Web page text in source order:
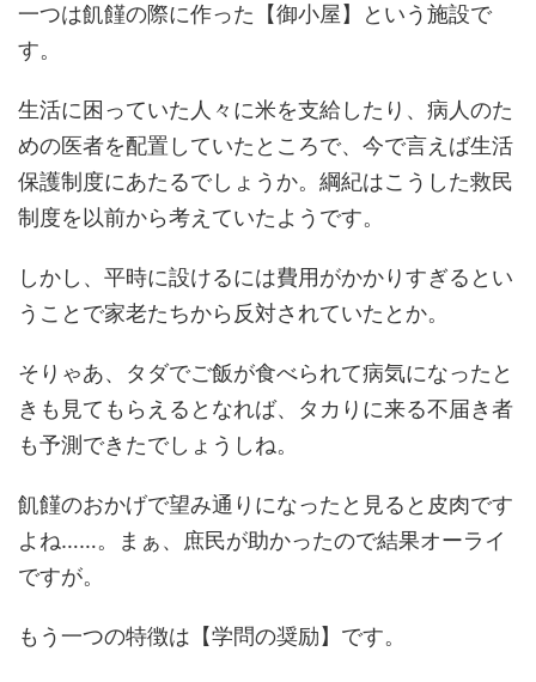
一つは飢饉の際に作った【御小屋】という施設で
す。
生活に困っていた人々に米を支給したり、病人のた
めの医者を配置していたところで、今で言えば生活
保護制度にあたるでしょうか。綱紀はこうした救民
制度を以前から考えていたようです。
しかし、平時に設けるには費用がかかりすぎるとい
うことで家老たちから反対されていたとか。
そりゃあ、タダでご飯が食べられて病気になったと
きも見てもらえるとなれば、タカりに来る不届き者
も予測できたでしょうしね。
飢饉のおかげで望み通りになったと見ると皮肉です
よね……。まぁ、庶民が助かったので結果オーライ
ですが。
もう一つの特徴は【学問の奨励】です。